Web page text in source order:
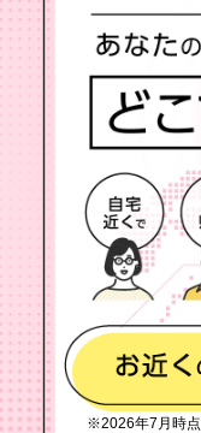
※2026年7月時点